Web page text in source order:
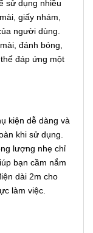
sử dụng nhiều
giấy nhám,
người dùng.
đánh bóng,
đáp ứng một
kiện dễ dàng và
khi sử dụng.
lượng nhẹ chỉ
bạn cầm nắm
dài 2m cho
làm việc.